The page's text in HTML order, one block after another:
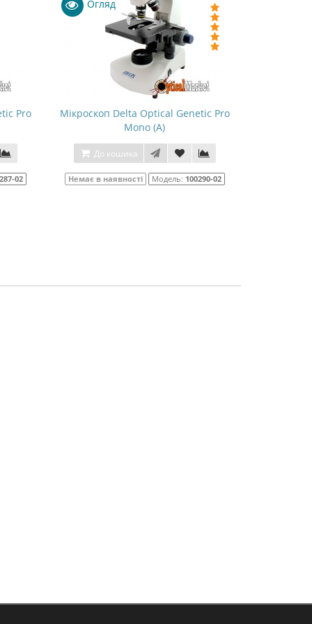
Pro
02
Огляд
Мікроскоп Delta Optical Genetic Pro
Mono (A)
До кошика
Немає в наявності Модель: 100290-02